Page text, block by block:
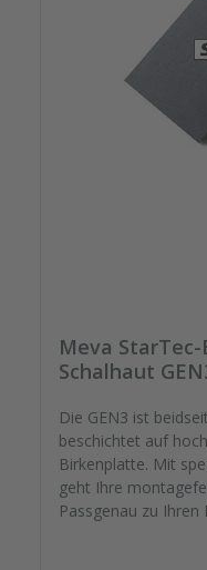
Meva
Schalhaut
Die GEN3 ist
beschichtet auf
Birkenplatte. Mit speziellem Schutzlack versiegelt
geht Ihre
Passgenau zu